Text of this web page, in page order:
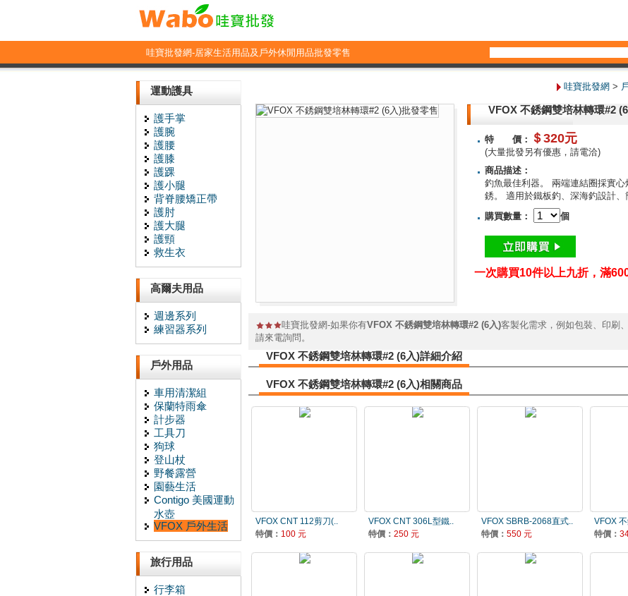
哇寶批發網-居家生活用品及戶外休閒用品批發零售
運動護具
護手掌
護腕
護腰
護膝
護踝
護小腿
背脊腰矯正帶
護肘
護大腿
護頸
救生衣
高爾夫用品
週邊系列
練習器系列
戶外用品
車用清潔組
保蘭特雨傘
計步器
工具刀
狗球
登山杖
野餐露營
園藝生活
Contigo 美國運動
水壺
VFOX 戶外生活
旅行用品
行李箱
哇寶批發網 >
VFOX 不銹鋼雙培林轉環#2
特 價： ＄320元
(大量批發另有優惠，請電洽)
商品描述：
釣魚最佳利器。 兩端連結圈採實
銹。 適用於鐵板釣、深海釣設計、
購買數量：
個
一次購買10件以上九折，滿600
哇寶批發網-如果你有VFOX 不銹鋼雙培林轉環#2 (6入)客製化需求，例如包裝、印刷
請來電詢問。
VFOX 不銹鋼雙培林轉環#2 (6入)詳細介紹
VFOX 不銹鋼雙培林轉環#2 (6入)相關商品
VFOX CNT 112剪刀(..
特價： 100 元
VFOX CNT 306L型鐵..
特價： 250 元
VFOX SBRB-2068直式..
特價： 550 元
VFOX
特價：